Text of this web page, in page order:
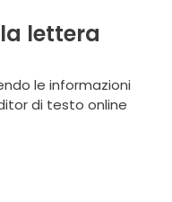
lettera
le informazioni
di testo online